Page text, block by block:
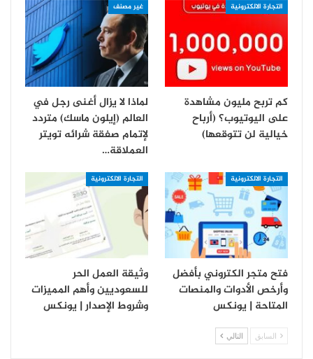
التجارة الالكترونية
كم تربح مليون مشاهدة
على اليوتيوب؟ (أرباح
خيالية لن تتوقعها)
غير مصنف
لماذا لا يزال أغنى رجل في
العالم (إيلون ماسك) متردد
لإتمام صفقة شرائه تويتر
العملاقة…
التجارة الالكترونية
فتح متجر الكتروني بأفضل
وأرخص الأدوات والمنصات
المتاحة | يونكس
التجارة الالكترونية
وثيقة العمل الحر
للسعوديين وأهم المميزات
وشروط الإصدار | يونكس
السابق التالي